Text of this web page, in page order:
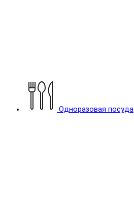
Одноразовая посуда